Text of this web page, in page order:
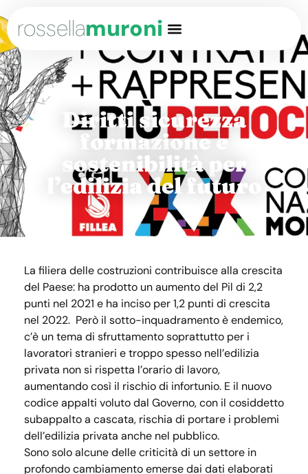
rossellamuroni
Diritti sicurezza
formazione e
sostenibilità per
l’edilizia del futuro
La filiera delle costruzioni contribuisce alla crescita
del Paese: ha prodotto un aumento del Pil di 2,2
punti nel 2021 e ha inciso per 1,2 punti di crescita
nel 2022. Però il sotto-inquadramento è endemico,
c’è un tema di sfruttamento soprattutto per i
lavoratori stranieri e troppo spesso nell’edilizia
privata non si rispetta l’orario di lavoro,
aumentando così il rischio di infortunio. E il nuovo
codice appalti voluto dal Governo, con il cosiddetto
subappalto a cascata, rischia di portare i problemi
dell’edilizia privata anche nel pubblico.
Sono solo alcune delle criticità di un settore in
profondo cambiamento emerse dai dati elaborati